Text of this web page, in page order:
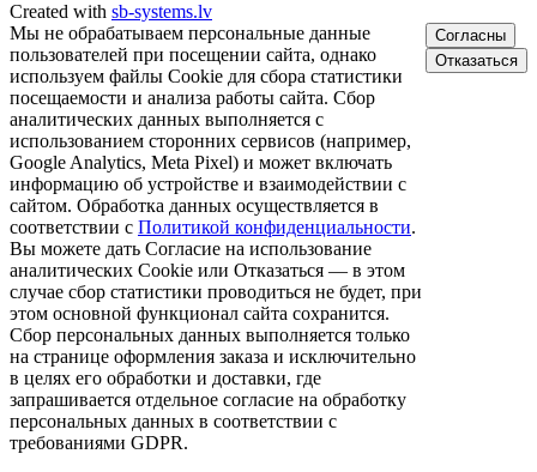
Created with sb-systems.lv
Мы не обрабатываем персональные данные
пользователей при посещении сайта, однако
используем файлы Cookie для сбора статистики
посещаемости и анализа работы сайта. Сбор
аналитических данных выполняется с
использованием сторонних сервисов (например,
Google Analytics, Meta Pixel) и может включать
информацию об устройстве и взаимодействии с
сайтом. Обработка данных осуществляется в
соответствии с Политикой конфиденциальности.
Вы можете дать Согласие на использование
аналитических Cookie или Отказаться — в этом
случае сбор статистики проводиться не будет, при
этом основной функционал сайта сохранится.
Сбор персональных данных выполняется только
на странице оформления заказа и исключительно
в целях его обработки и доставки, где
запрашивается отдельное согласие на обработку
персональных данных в соответствии с
требованиями GDPR.
Согласны
Отказаться